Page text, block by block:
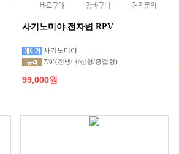
바로구매 장바구니 견적문의
사기노미야 전자변 RPV
사기노미야
7/8"(전냉매/신형/용접형)
99,000원